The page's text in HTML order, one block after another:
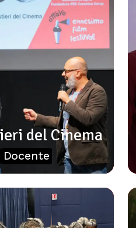
del Cinema
Docente